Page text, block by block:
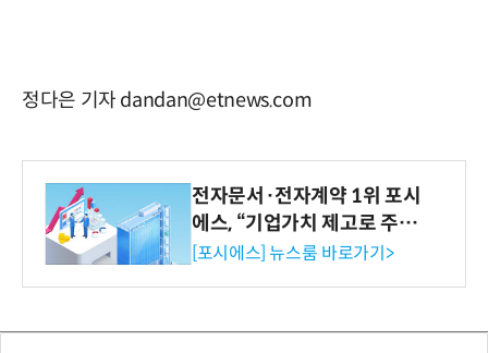
정다은 기자 dandan@etnews.com
전자문서·전자계약 1위 포시
에스, “기업가치 제고로 주주
환원 강화” 계획 공시
[포시에스] 뉴스룸 바로가기>